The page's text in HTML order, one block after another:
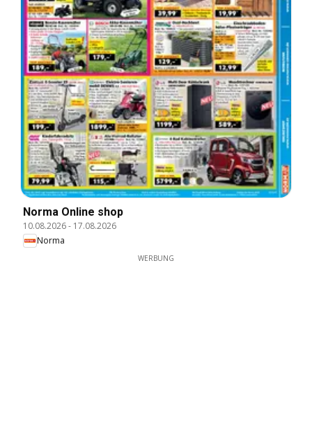
Norma Online shop
10.08.2026- 17.08.2026
Norma
WERBUNG